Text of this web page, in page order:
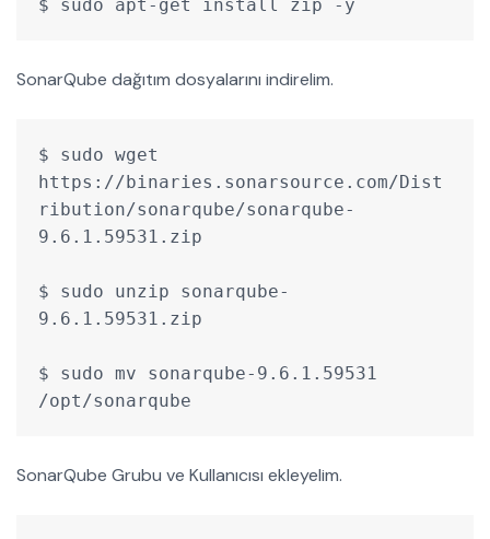
$ sudo apt-get install zip -y
SonarQube dağıtım dosyalarını indirelim.
$ sudo wget
https://binaries.sonarsource.com/Dist
ribution/sonarqube/sonarqube-
9.6.1.59531.zip
$ sudo unzip sonarqube-
9.6.1.59531.zip
$ sudo mv sonarqube-9.6.1.59531
/opt/sonarqube
SonarQube Grubu ve Kullanıcısı ekleyelim.